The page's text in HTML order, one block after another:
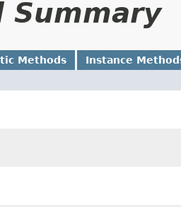
Summary
Methods Instance